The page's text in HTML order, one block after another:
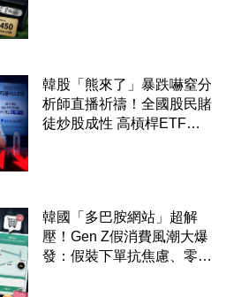
韓股「熊來了」暴跌嚇窒分
析師直播祈禱！全國股民賭
徒炒股成性 高槓桿ETF反
韓國「多巴胺網站」超解
壓！Gen Z假消費風潮大爆
發：假裝下單抗焦慮、零成